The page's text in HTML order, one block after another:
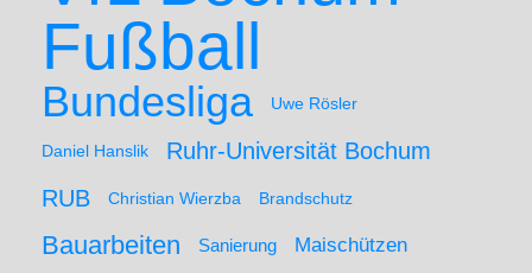
Fußball
Bundesliga Uwe Rösler
Daniel Hanslik
Ruhr-Universität Bochum
RUB
Christian Wierzba Brandschutz
Bauarbeiten Sanierung
Maischützen